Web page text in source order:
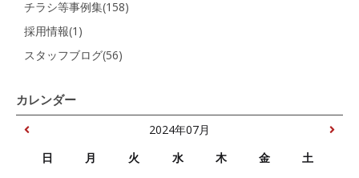
チラシ等事例集(158)
採用情報(1)
スタッフブログ(56)
カレンダー
2024年07月
日
月 火 水 木 金 土